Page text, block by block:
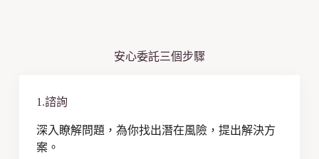
安心委託三個步驟
1.諮詢
深入瞭解問題，為你找出潛在風險，提出解決方
案。